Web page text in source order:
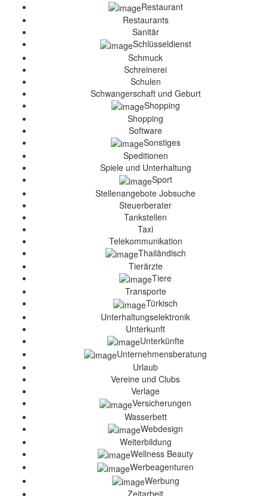
Restaurant
Restaurants
Sanitär
Schlüsseldienst
Schmuck
Schreinerei
Schulen
Schwangerschaft und Geburt
Shopping
Shopping
Software
Sonstiges
Speditionen
Spiele und Unterhaltung
Sport
Stellenangebote Jobsuche
Steuerberater
Tankstellen
Taxi
Telekommunikation
Thailändisch
Tierärzte
Tiere
Transporte
Türkisch
Unterhaltungselektronik
Unterkunft
Unterkünfte
Unternehmensberatung
Urlaub
Vereine und Clubs
Verlage
Versicherungen
Wasserbett
Webdesign
Weiterbildung
Wellness Beauty
Werbeagenturen
Werbung